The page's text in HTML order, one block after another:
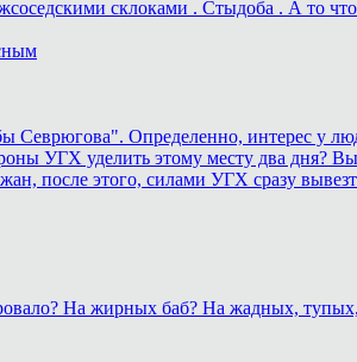
склоками . Стыдоба . А то
Определенно, интерес у
УГХ уделить этому месту два дня?
после этого, силами УГХ сразу
На жирных баб? На жадных,